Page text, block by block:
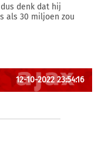
denk dat hij
als 30 miljoen zou
12-10-2022 23:54:16